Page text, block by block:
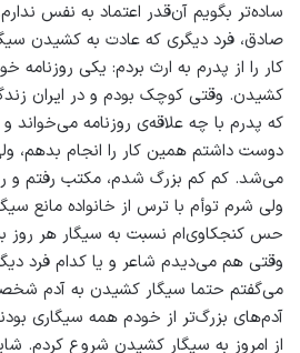
ساده‌تر بگویم آن‌قدر اعتماد به نفس
صادق، فرد دیگری که عادت به کشیدن
کار را از پدرم به ارث بردم: یکی روزنامه
کشیدن. وقتی کوچک بودم و در ایران
که پدرم با چه علاقه‌ی روزنامه می‌خواند
دوست داشتم همین کار را انجام بدهم،
می‌شد. کم کم بزرگ شدم، مکتب رفتم و
ولی شرم توأم با ترس از خانواده مانع
حس کنجکاوی‌ام نسبت به سیگار هر روز
وقتی هم می‌دیدم شاعر و یا کدام فرد
می‌گفتم حتما سیگار کشیدن به آدم
آدم‌های بزرگ‌تر از خودم همه سیگاری
از امروز به سیگار کشیدن شروع کردم.